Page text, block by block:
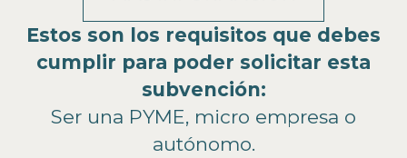
Estos son los requisitos que debes
cumplir para poder solicitar esta
subvención:
Ser una PYME, micro empresa o
autónomo.